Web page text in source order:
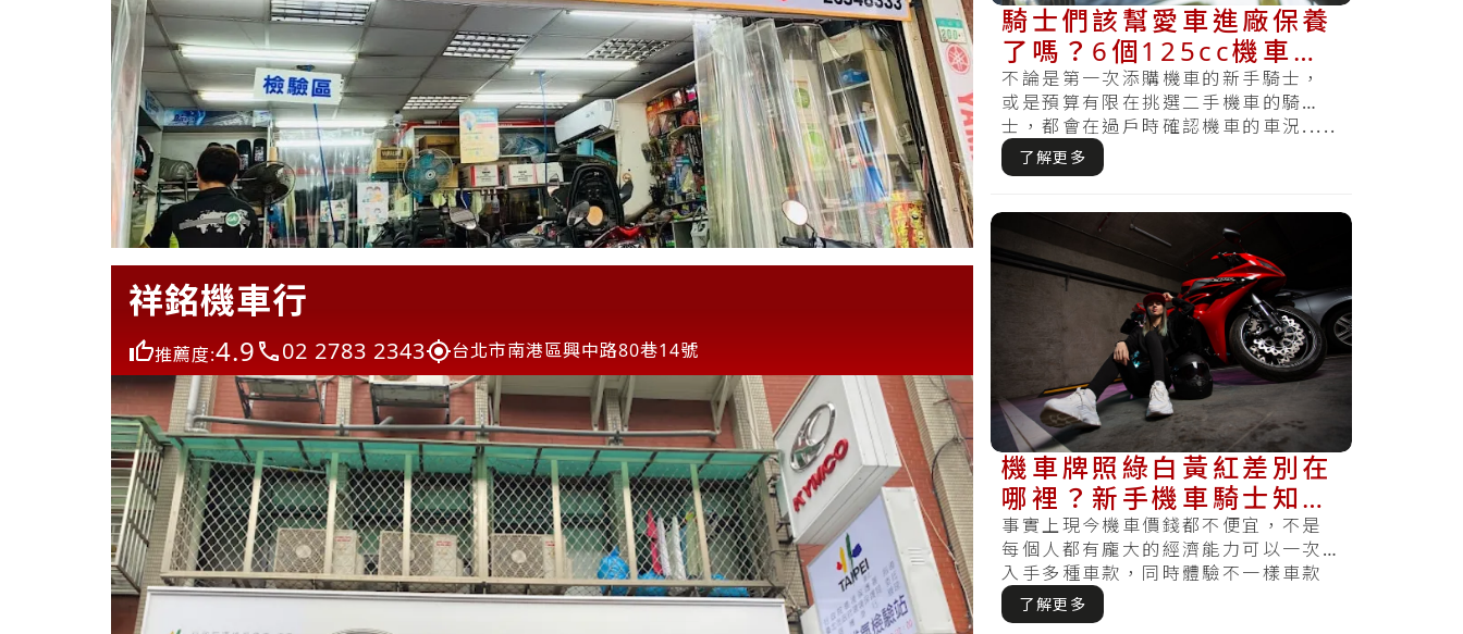
祥銘機車行
推薦度:4.9 02 2783 2343 台北市南港區興中路80巷14號
騎士們該幫愛車進廠保養
了嗎？6個125cc機車零
件替換確認標準
不論是第一次添購機車的新手騎士，
或是預算有限在挑選二手機車的騎
士，都會在過戶時確認機車的車況.....
了解更多
機車牌照綠白黃紅差別在
哪裡？新手機車騎士知識
補給站
事實上現今機車價錢都不便宜，不是
每個人都有龐大的經濟能力可以一次
入手多種車款，同時體驗不一樣車款
的差別，而在這條件侷限以內，又該
如何選擇.....
了解更多